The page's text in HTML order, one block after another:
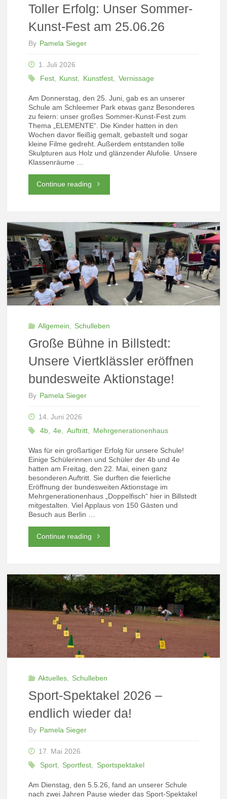
Toller Erfolg: Unser Sommer-
Kunst-Fest am 25.06.26
By Pamela Sieger
1. Juli 2026
Fest, Kunst Kunstfest, Vernissage
Am Donnerstag, den 25. Juni, gab es an unserer
Schule am Schleemer Park etwas ganz Besonderes
zu feiern: unser großes Sommer-Kunst-Fest zum
Thema „ELEMENTE“. Die Kinder hatten in den
Wochen davor fleißig gemalt, gebastelt und sogar
kleine Filme gedreht. Außerdem entstanden tolle
Skulpturen aus Holz und glänzender Alufolie. Unsere
Klassenräume …
Continue reading"Toller
Unser
Sommer-
Kunst-
Fest
am
25.06.26"
Allgemein, Schulleben
Große Bühne in Billstedt:
Unsere Viertklässler eröffnen
bundesweite Aktionstage!
By Pamela Sieger
14. Juni 2026
4b, 4e Auftritt, Mehrgenerationenhaus
Was für ein großartiger Erfolg für unsere Schule!
Einige Schülerinnen und Schüler der 4b und 4e
hatten am Freitag, den 22. Mai, einen ganz
besonderen Auftritt. Sie durften die feierliche
Eröffnung der bundesweiten Aktionstage im
Mehrgenerationenhaus „Doppelfisch“ hier in Billstedt
mitgestalten. Viel Applaus von 150 Gästen und
Besuch aus Berlin …
Continue reading"Große
in
Billstedt:
Unsere
Viertklässler
eröffnen
bundesweite
Aktionstage!"
Aktuelles, Schulleben
Sport-Spektakel 2026 –
endlich wieder da!
By Pamela Sieger
17. Mai 2026
Sport, Sportfest Sportspektakel
Am Dienstag, den 5.5.26, fand an unserer Schule
nach zwei Jahren Pause wieder das Sport-Spektakel